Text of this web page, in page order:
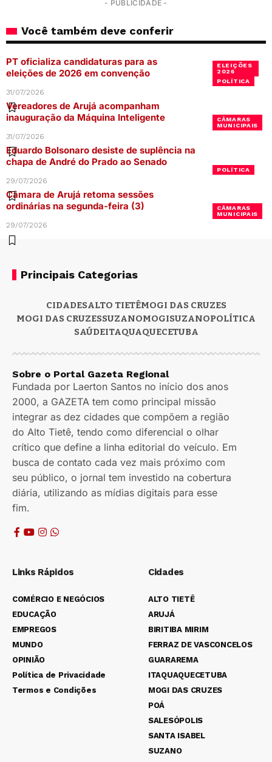
- PUBLICIDADE -
Você também deve conferir
ELEIÇÕES
2026
POLÍTICA
PT oficializa candidaturas para as
eleições de 2026 em convenção
31/07/2026
CÂMARAS
MUNICIPAIS
Vereadores de Arujá acompanham
inauguração da Máquina Inteligente
31/07/2026
POLÍTICA
Eduardo Bolsonaro desiste de suplência na
chapa de André do Prado ao Senado
29/07/2026
CÂMARAS
MUNICIPAIS
Câmara de Arujá retoma sessões
ordinárias na segunda-feira (3)
29/07/2026
Principais Categorias
CIDADESALTO TIETÊMOGI DAS CRUZES
MOGI DAS CRUZESSUZANOMOGISUZANOPOLÍTICA
SAÚDEITAQUAQUECETUBA
Sobre o Portal Gazeta Regional
Fundada por Laerton Santos no início dos anos
2000, a GAZETA tem como principal missão
integrar as dez cidades que compõem a região
do Alto Tietê, tendo como diferencial o olhar
crítico que define a linha editorial do veículo. Em
busca de contato cada vez mais próximo com
seu público, o jornal tem investido na cobertura
diária, utilizando as mídias digitais para esse
fim.
Links Rápidos
COMÉRCIO E NEGÓCIOS
EDUCAÇÃO
EMPREGOS
MUNDO
OPINIÃO
Política de Privacidade
Termos e Condições
Cidades
ALTO TIETÊ
ARUJÁ
BIRITIBA MIRIM
FERRAZ DE VASCONCELOS
GUARAREMA
ITAQUAQUECETUBA
MOGI DAS CRUZES
POÁ
SALESÓPOLIS
SANTA ISABEL
SUZANO